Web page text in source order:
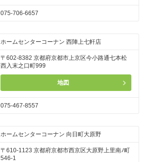
075-706-6657
ホームセンターコーナン 西陣上七軒店
〒602-8382 京都府京都市上京区今小路通七本松
西入末之口町999
地図
075-467-8557
ホームセンターコーナン 向日町大原野
〒610-1123 京都府京都市西京区大原野上里南ﾉ町
546-1